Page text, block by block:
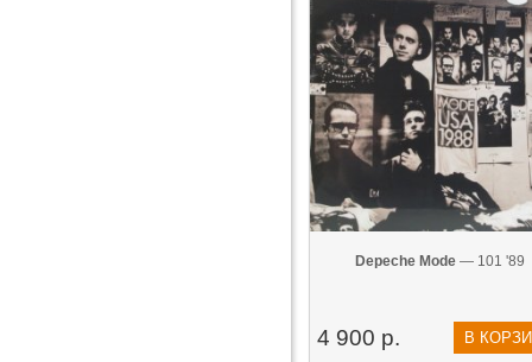
Depeche Mode — 101 '89
4 900 р. В